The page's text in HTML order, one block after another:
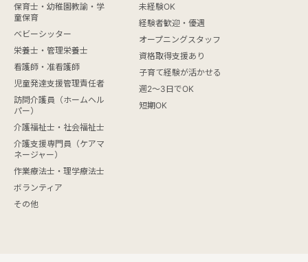
保育士・幼稚園教諭・学
童保育
ベビーシッター
栄養士・管理栄養士
看護師・准看護師
児童発達支援管理責任者
訪問介護員（ホームヘル
パー）
介護福祉士・社会福祉士
介護支援専門員（ケアマ
ネージャー）
作業療法士・理学療法士
ボランティア
その他
未経験OK
経験者歓迎・優遇
オープニングスタッフ
資格取得支援あり
子育て経験が活かせる
週2～3日でOK
短期OK